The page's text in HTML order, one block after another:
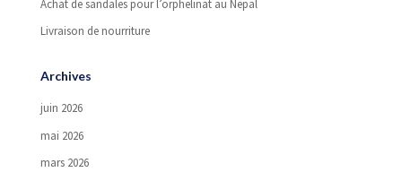
Achat de sandales pour l’orphelinat au Nepal
Livraison de nourriture
Archives
juin 2026
mai 2026
mars 2026